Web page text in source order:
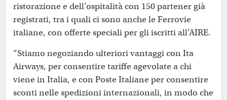
ristorazione e dell’ospitalità con 150 partener già
registrati, tra i quali ci sono anche le Ferrovie
italiane, con offerte speciali per gli iscritti all’AIRE.
“Stiamo negoziando ulteriori vantaggi con Ita
Airways, per consentire tariffe agevolate a chi
viene in Italia, e con Poste Italiane per consentire
sconti nelle spedizioni internazionali, in modo che